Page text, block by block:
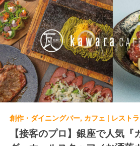
【接客のプロ】銀座で人気